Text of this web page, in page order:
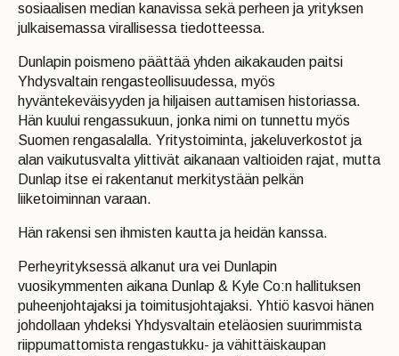
sosiaalisen median kanavissa sekä perheen ja yrityksen
julkaisemassa virallisessa tiedotteessa.
Dunlapin poismeno päättää yhden aikakauden paitsi
Yhdysvaltain rengasteollisuudessa, myös
hyväntekeväisyyden ja hiljaisen auttamisen historiassa.
Hän kuului rengassukuun, jonka nimi on tunnettu myös
Suomen rengasalalla. Yritystoiminta, jakeluverkostot ja
alan vaikutusvalta ylittivät aikanaan valtioiden rajat, mutta
Dunlap itse ei rakentanut merkitystään pelkän
liiketoiminnan varaan.
Hän rakensi sen ihmisten kautta ja heidän kanssa.
Perheyrityksessä alkanut ura vei Dunlapin
vuosikymmenten aikana Dunlap & Kyle Co:n hallituksen
puheenjohtajaksi ja toimitusjohtajaksi. Yhtiö kasvoi hänen
johdollaan yhdeksi Yhdysvaltain eteläosien suurimmista
riippumattomista rengastukku- ja vähittäiskaupan